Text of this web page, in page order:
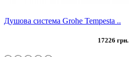
Душова система Grohe Tempesta ..
17226 грн.